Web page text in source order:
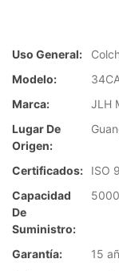
Uso General:
Modelo:
Marca:
JLH
Lugar De
Origen:
Certificados:
ISO
Capacidad
De
Suministro:
Garantía:
15